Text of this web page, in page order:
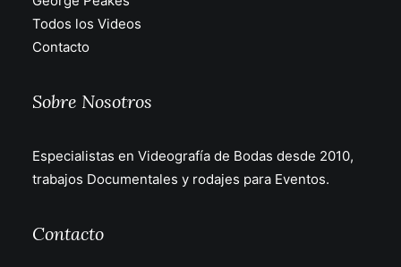
Todos los Videos
Contacto
Sobre Nosotros
Especialistas en Videografía de Bodas desde 2010,
trabajos Documentales y rodajes para Eventos.
Contacto